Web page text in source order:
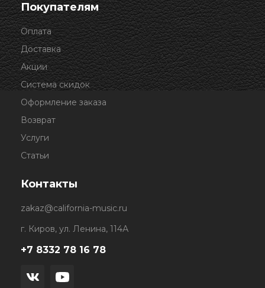
Покупателям
Оплата
Доставка
Акции
Система скидок
Оформление заказа
Возврат
Услуги
Статьи
Контакты
zakaz@california-music.ru
г. Киров, ул. Ленина, 114А
+7 8332 78 16 78